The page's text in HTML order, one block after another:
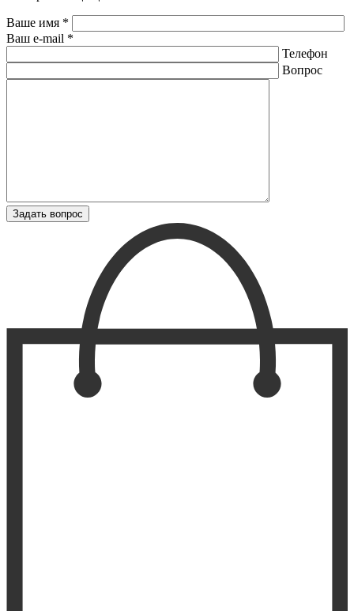
Ваше имя *
Ваш e-mail *
Телефон
Вопрос